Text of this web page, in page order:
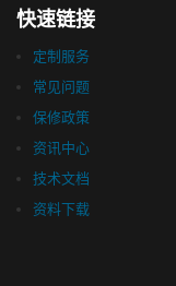
快速链接
定制服务
常见问题
保修政策
资讯中心
技术文档
资料下载